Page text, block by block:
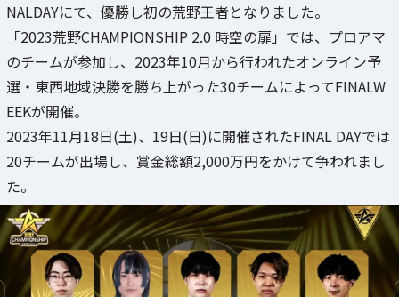
NALDAYにて、優勝し初の荒野王者となりました。
「2023荒野CHAMPIONSHIP 2.0 時空の扉」では、プロアマ
のチームが参加し、2023年10月から行われたオンライン予
選・東西地域決勝を勝ち上がった30チームによってFINALW
EEKが開催。
2023年11月18日(土)、19日(日)に開催されたFINAL DAYでは
20チームが出場し、賞金総額2,000万円をかけて争われまし
た。